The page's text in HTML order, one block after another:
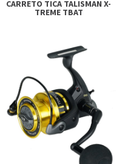
CARRETO TICA TALISMAN X-
TREME TBAT